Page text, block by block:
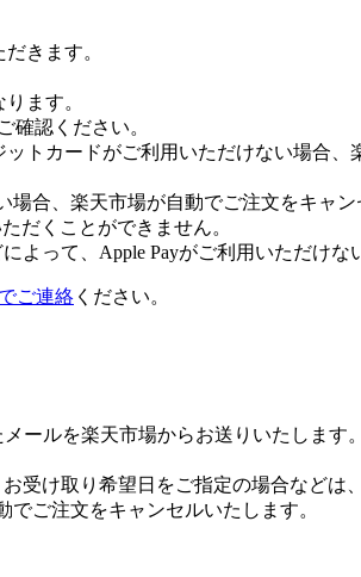
きます。
ます。
確認ください。
トカードがご利用いただけない場合
合、楽天市場が自動でご注文をキャン
だくことができません。
って、Apple Payがご利用いただけな
ご連絡 ください。
ールを楽天市場からお送りいたします。
受け取り希望日をご指定の場合などは
ご注文をキャンセルいたします。